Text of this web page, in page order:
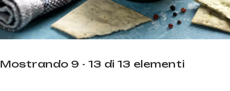
Mostrando 9 - 13 di 13 elementi